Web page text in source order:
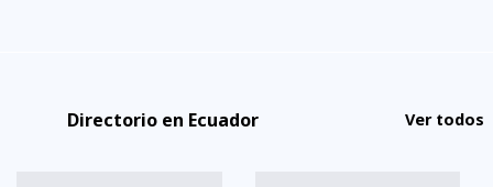
Directorio en Ecuador Ver todos